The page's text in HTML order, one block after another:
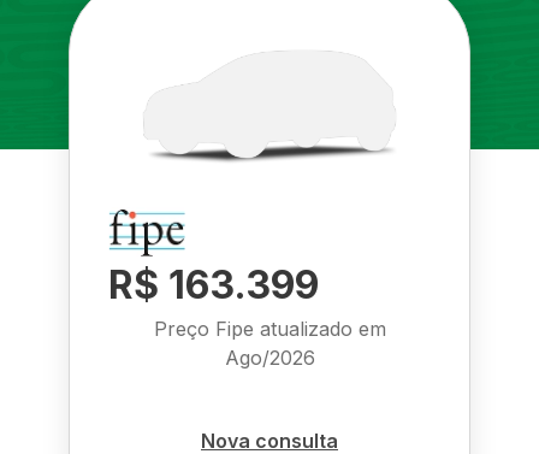
R$ 163.399
Preço Fipe atualizado em
Ago/2026
Nova consulta